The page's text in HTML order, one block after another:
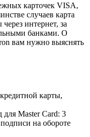
карточек VISA,
случаев карта
интернет, за
банками. О
вам нужно выяснять
карты,
Master Card: 3
на обороте